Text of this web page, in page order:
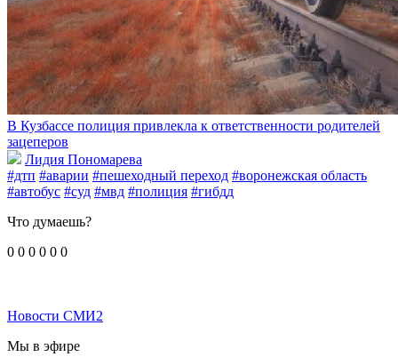
В Кузбассе полиция привлекла к ответственности родителей
зацеперов
Лидия Пономарева
#дтп #аварии #пешеходный переход #воронежская область
#автобус #суд #мвд #полиция #гибдд
Что думаешь?
0 0 0 0 0 0
Новости СМИ2
Мы в эфире